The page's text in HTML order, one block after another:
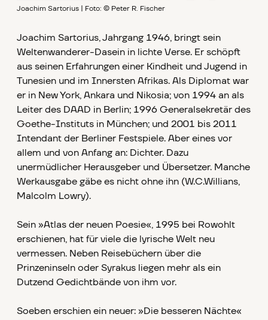
Joachim Sartorius | Foto: © Peter R. Fischer
Joachim Sartorius, Jahrgang 1946, bringt sein
Weltenwanderer-Dasein in lichte Verse. Er schöpft
aus seinen Erfahrungen einer Kindheit und Jugend in
Tunesien und im Innersten Afrikas. Als Diplomat war
er in New York, Ankara und Nikosia; von 1994 an als
Leiter des DAAD in Berlin; 1996 Generalsekretär des
Goethe-Instituts in München; und 2001 bis 2011
Intendant der Berliner Festspiele. Aber eines vor
allem und von Anfang an: Dichter. Dazu
unermüdlicher Herausgeber und Übersetzer. Manche
Werkausgabe gäbe es nicht ohne ihn (W.C.Willians,
Malcolm Lowry).
Sein »Atlas der neuen Poesie«, 1995 bei Rowohlt
erschienen, hat für viele die lyrische Welt neu
vermessen. Neben Reisebüchern über die
Prinzeninseln oder Syrakus liegen mehr als ein
Dutzend Gedichtbände von ihm vor.
Soeben erschien ein neuer: »Die besseren Nächte«